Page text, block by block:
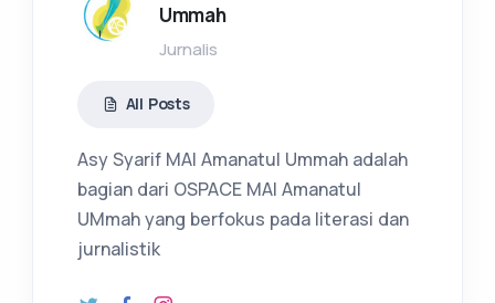
Ummah
Jurnalis
All Posts
Asy Syarif MAI Amanatul Ummah adalah
bagian dari OSPACE MAI Amanatul
UMmah yang berfokus pada literasi dan
jurnalistik